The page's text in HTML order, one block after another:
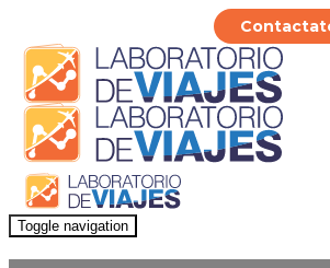
Toggle navigation